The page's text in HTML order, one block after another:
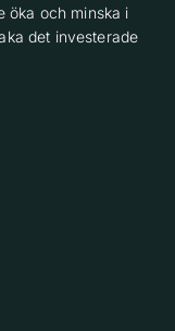
öka och minska i
det investerade